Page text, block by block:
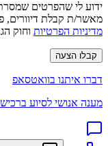
ידוע לי שהפרטים
מאשר/ת קבלת דיוורים,
מדיניות הפרטיות וחוק
קבלו הצעה
דברו איתנו בוואטסאפ
מענה אנושי לסיוע